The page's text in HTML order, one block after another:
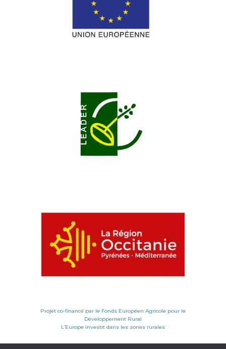
Projet co-financé par le Fonds Européen Agricole pour le
Développement Rural
L’Europe investit dans les zones rurales